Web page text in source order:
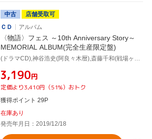
中古
店舗受取可
ＣＤ
アルバム
〈物語〉フェス ～10th Anniversary Story～
MEMORIAL ALBUM(完全生産限定盤)
¥3,190円
定価より3,410円（51%）おトク
獲得ポイント 29P
在庫あり
発売年月日：2019/12/18